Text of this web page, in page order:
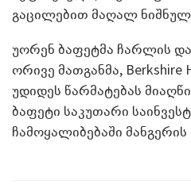
გაცილებით მაღალ
უორენ ბაფეტმა ჩარლის
ორივე მათგანმა,
უდიდეს წარმატებას
ბაფეტი საკუთარი
ჩამოყალიბებაში